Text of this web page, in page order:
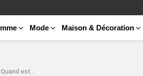
Mode Maison & Décoration
les conséquences ?